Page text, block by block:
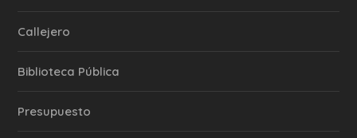
Callejero
Biblioteca Pública
Presupuesto